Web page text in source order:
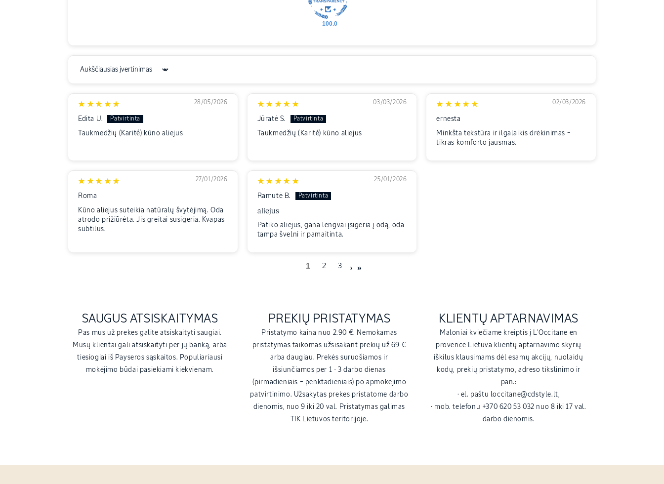
100.0
28/05/2026
Edita U.
Taukmedžių (Karité) kūno aliejus
03/03/2026
Jūratė S.
Taukmedžių (Karité) kūno aliejus
02/03/2026
ernesta
Minkšta tekstūra ir ilgalaikis drėkinimas –
tikras komforto jausmas.
27/01/2026
Roma
Kūno aliejus suteikia natūralų švytėjimą. Oda
atrodo prižiūrėta. Jis greitai susigeria. Kvapas
subtilus.
25/01/2026
Ramutė B.
aliejus
Patiko aliejus, gana lengvai įsigeria į odą, oda
tampa švelni ir pamaitinta.
1 2 3
SAUGUS ATSISKAITYMAS
Pas mus už prekes galite atsiskaityti saugiai.
Mūsų klientai gali atsiskaityti per jų banką, arba
tiesiogiai iš Payseros sąskaitos. Populiariausi
mokėjimo būdai pasiekiami kiekvienam.
PREKIŲ PRISTATYMAS
Pristatymo kaina nuo 2.90 €. Nemokamas
pristatymas taikomas užsisakant prekių už 69 €
arba daugiau. Prekės suruošiamos ir
išsiunčiamos per 1 - 3 darbo dienas
(pirmadieniais – penktadieniais) po apmokėjimo
patvirtinimo. Užsakytas prekes pristatome darbo
dienomis, nuo 9 iki 20 val. Pristatymas galimas
TIK Lietuvos teritorijoje.
KLIENTŲ APTARNAVIMAS
Maloniai kviečiame kreiptis į L'Occitane en
provence Lietuva klientų aptarnavimo skyrių
iškilus klausimams dėl esamų akcijų, nuolaidų
kodų, prekių pristatymo, adreso tikslinimo ir
pan.:
· el. paštu loccitane@cdstyle.lt,
· mob. telefonu +370 620 53 032 nuo 8 iki 17 val.
darbo dienomis.